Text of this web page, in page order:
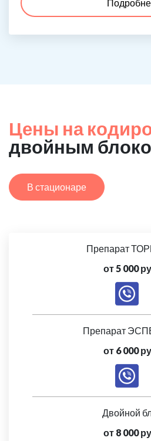
Цены на
двойным
В стационаре
Препарат
от 5 000
Препарат
от 6 000
Двойной
от 8 000